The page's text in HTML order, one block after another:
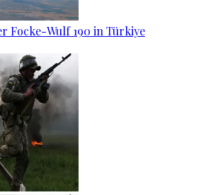
Focke-Wulf 190 in Türkiye